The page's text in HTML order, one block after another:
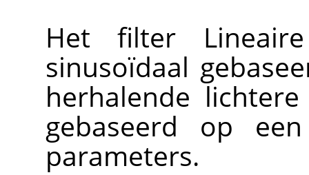
Het filter
sinusoïdaal
herhalende
gebaseerd op
parameters.